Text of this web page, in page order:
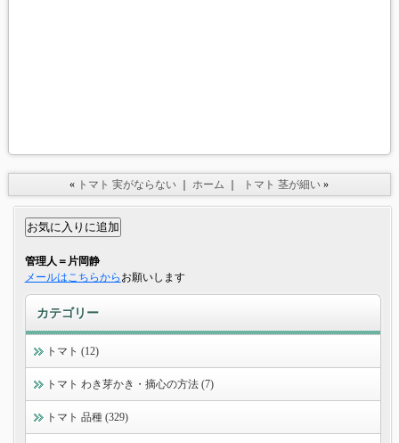
« トマト 実がならない ｜ホーム トマト 茎が細い »
管理人＝片岡静
メールはこちらから お願いします
カテゴリー
トマト (12)
トマト わき芽かき・摘心の方法 (7)
トマト 品種 (329)